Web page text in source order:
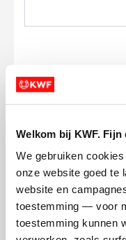
Welkom bij KWF. Fijn
We gebruiken
onze website goed te
website en
toestemming — voor
toestemming kunnen
Ik wil
en betaal €0.75